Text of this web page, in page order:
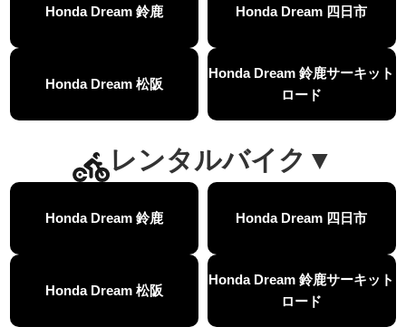
MOVIE 新型スーパーカブ110レビュー！C125 CT125で女子ツーリング 最高！Honda Super Cub(JA59)
【バイク女子の挑戦】世界一の最強バイクでついにやります。
MOVIE 【バイク女子】この動画を見たらイライラするかもしれません。ごめんなさい。
【バイク用ドラレコ】センサーで感知！駐車場でバイクの周りを…
【激カワ女子登場】バイク女子はツーリング中も〇〇が大好き♡
正統派NC750X！大型二輪教習から10年目の素直な感想|Honda NC750X DCT【バイク女子ツーリング】
MOVIE 【福井1泊ツーリング】バイク女子、仲悪いって本当？
大型ツアラー！Gold Wing Tour 50th ANNIVWRSARYは女性ライダーでもツーリングを楽しめるのか検証してみた｜Honda ゴールドウイング
【Monkey125】初めてモンキー！意外な◯◯へ行って来た【三重ホンダヒート】
NEW BIKE 大型ツアラー「Gold Wing Tour」と特別仕様の 「Gold Wing Tour 50th ANNIVERSARY」を 受注期間限定で発売
【三重県】女性ライダーツーリングを満喫しました｜CB1000HORNET CB750HORNET CB650R E-Clutch
Honda Dream 鈴鹿 Honda Dream 四日市
Honda Dream 松阪
Honda Dream 鈴鹿サーキット
ロード
レンタルバイク▼
Honda Dream 鈴鹿 Honda Dream 四日市
Honda Dream 松阪
Honda Dream 鈴鹿サーキット
ロード